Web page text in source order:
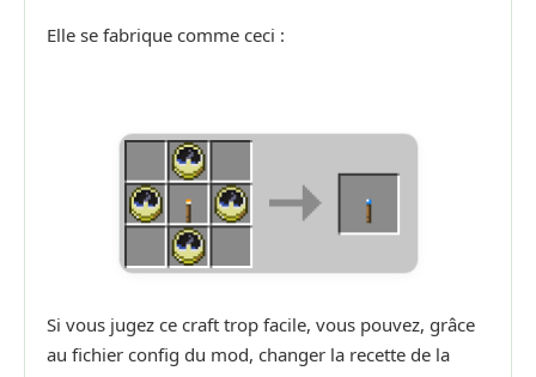
Elle se fabrique comme ceci :
Si vous jugez ce craft trop facile, vous pouvez, grâce
au fichier config du mod, changer la recette de la